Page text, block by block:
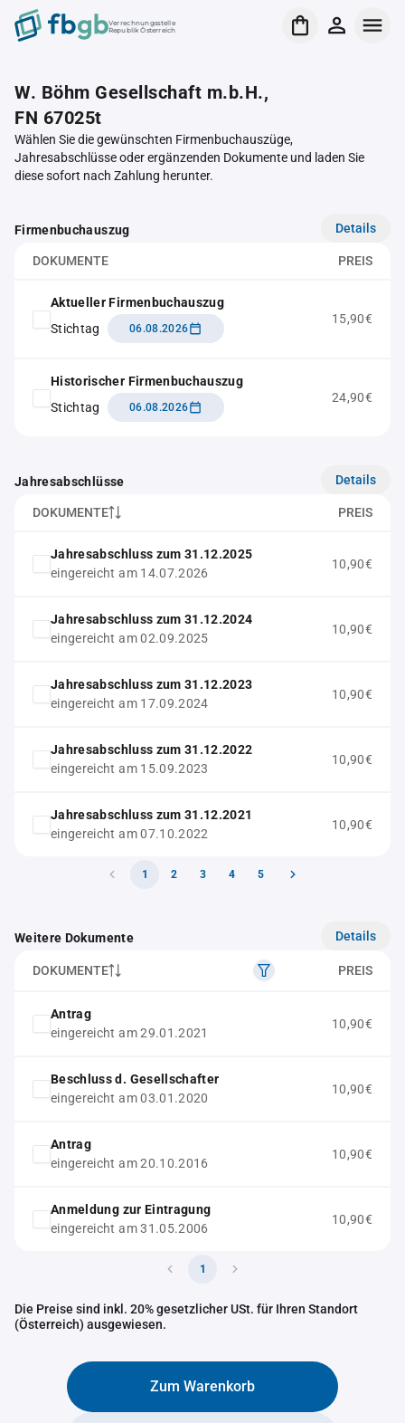
Verrechnungsstelle
Republik Österreich
W. Böhm Gesellschaft m.b.H.,
FN 67025t
Wählen Sie die gewünschten Firmenbuchauszüge,
Jahresabschlüsse oder ergänzenden Dokumente und laden Sie
diese sofort nach Zahlung herunter.
Firmenbuchauszug Details
DOKUMENTE PREIS
Aktueller Firmenbuchauszug
Stichtag
06.08.2026
15,90€
Historischer Firmenbuchauszug
Stichtag
06.08.2026
24,90€
Jahresabschlüsse Details
DOKUMENTE PREIS
Jahresabschluss zum 31.12.2025
eingereicht am 14.07.2026
10,90€
Jahresabschluss zum 31.12.2024
eingereicht am 02.09.2025
10,90€
Jahresabschluss zum 31.12.2023
eingereicht am 17.09.2024
10,90€
Jahresabschluss zum 31.12.2022
eingereicht am 15.09.2023
10,90€
Jahresabschluss zum 31.12.2021
eingereicht am 07.10.2022
10,90€
1 2 3 4 5
Weitere Dokumente Details
DOKUMENTE PREIS
Antrag
eingereicht am 29.01.2021
10,90€
Beschluss d. Gesellschafter
eingereicht am 03.01.2020
10,90€
Antrag
eingereicht am 20.10.2016
10,90€
Anmeldung zur Eintragung
eingereicht am 31.05.2006
10,90€
1
Die Preise sind inkl. 20% gesetzlicher USt. für Ihren Standort
(Österreich) ausgewiesen.
Zum Warenkorb